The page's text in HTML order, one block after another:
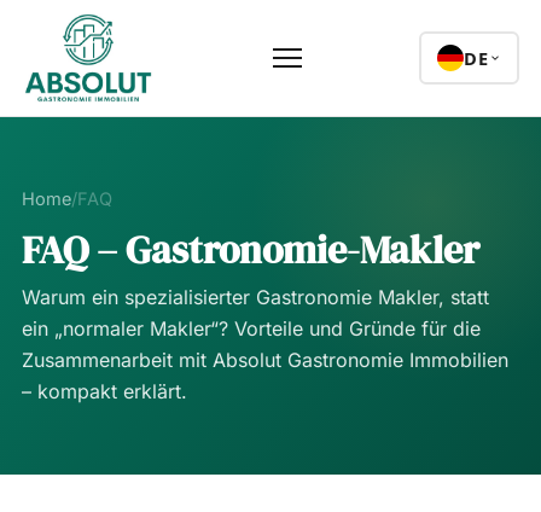
DE
Home/FAQ
FAQ – Gastronomie-Makler
Warum ein spezialisierter Gastronomie Makler, statt
ein „normaler Makler“? Vorteile und Gründe für die
Zusammenarbeit mit Absolut Gastronomie Immobilien
– kompakt erklärt.